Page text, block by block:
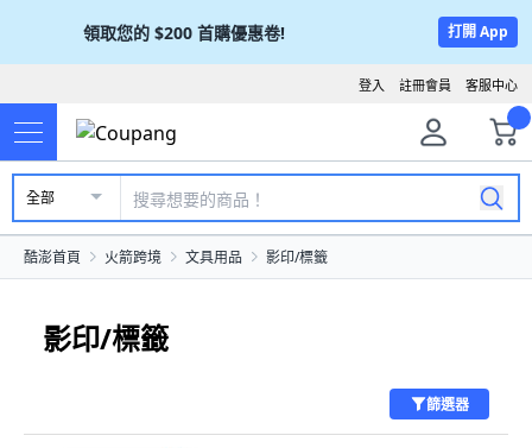
領取您的 $200 首購優惠卷! 打開 App
客服中心
註冊會員
登入
全部
酷澎首頁 火箭跨境 文具用品 影印/標籤
影印/標籤
篩選器